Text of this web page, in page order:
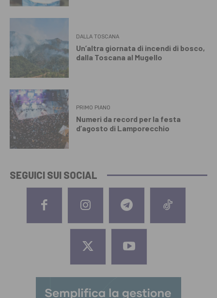
DALLA TOSCANA
Un’altra giornata di incendi di bosco,
dalla Toscana al Mugello
PRIMO PIANO
Numeri da record per la festa
d’agosto di Lamporecchio
SEGUICI SUI SOCIAL